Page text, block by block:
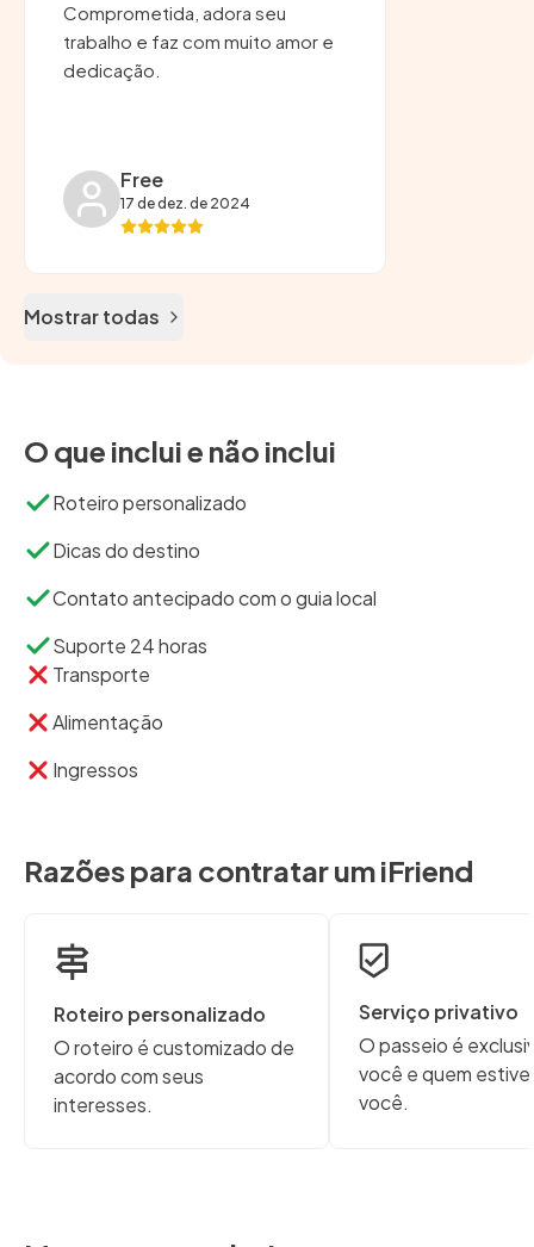
Comprometida, adora seu
trabalho e faz com muito amor e
dedicação.
Free
17 de dez. de 2024
Mostrar todas
O que inclui e não inclui
Roteiro personalizado
Dicas do destino
Contato antecipado com o guia local
Suporte 24 horas
Transporte
Alimentação
Ingressos
Razões para contratar um iFriend
Roteiro personalizado
O roteiro é customizado de
acordo com seus
interesses.
Serviço privativo
O passeio é
você e quem
você.